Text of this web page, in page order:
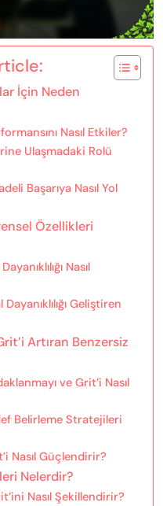
İçin Neden
Nasıl Etkiler?
Ulaşmadaki Rolü
Başarıya Nasıl Yol
Özellikleri
Nasıl
Geliştiren
Artıran Benzersiz
ve Grit’i Nasıl
Belirleme Stratejileri
Nasıl Güçlendirir?
Nelerdir?
Nasıl Şekillendirir?